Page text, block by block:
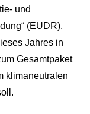
und
(EUDR),
Jahres in
Gesamtpaket
klimaneutralen